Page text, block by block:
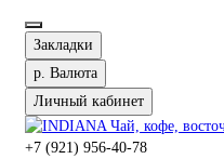
Закладки
р. Валюта
Личный кабинет
+7 (921) 956-40-78